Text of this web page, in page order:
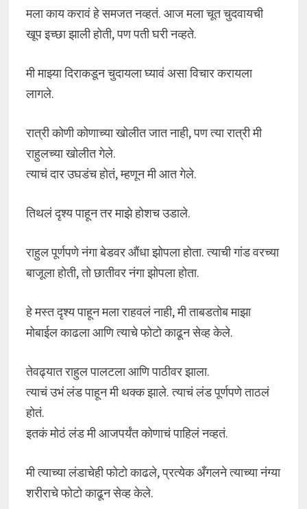
मला काय करावं हे समजत नव्हतं. आज मला चूत चुदवायची
खूप इच्छा झाली होती, पण पती घरी नव्हते.
मी माझ्या दिराकडून चुदायला घ्यावं असा विचार करायला
लागले.
रात्री कोणी कोणाच्या खोलीत जात नाही, पण त्या रात्री मी
राहुलच्या खोलीत गेले.
त्याचं दार उघडंच होतं, म्हणून मी आत गेले.
तिथलं दृश्य पाहून तर माझे होशच उडाले.
राहुल पूर्णपणे नंगा बेडवर औंधा झोपला होता. त्याची गांड वरच्या
बाजूला होती, तो छातीवर नंगा झोपला होता.
हे मस्त दृश्य पाहून मला राहवलं नाही, मी ताबडतोब माझा
मोबाईल काढला आणि त्याचे फोटो काढून सेव्ह केले.
तेवढ्यात राहुल पालटला आणि पाठीवर झाला.
त्याचं उभं लंड पाहून मी थक्क झाले. त्याचं लंड पूर्णपणे ताठलं
होतं.
इतकं मोठं लंड मी आजपर्यंत कोणाचं पाहिलं नव्हतं.
मी त्याच्या लंडाचेही फोटो काढले, प्रत्येक अँगलने त्याच्या नंग्या
शरीराचे फोटो काढून सेव्ह केले.